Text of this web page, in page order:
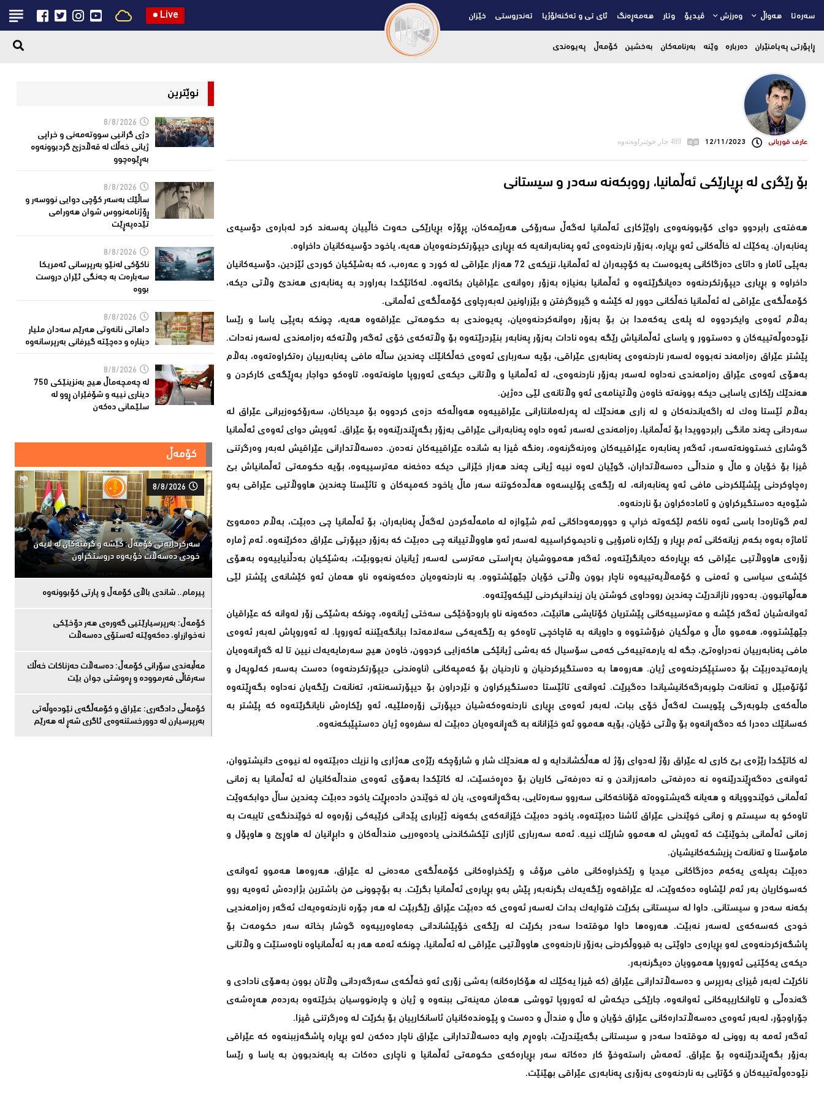
سەرەتا هەواڵ وەرزش ڤیدیۆ وتار هەمەڕەنگ ئای تی و تەکنەلۆژیا تەندروستی خێزان ● Live
ڕاپۆرتی پەیامنێران دەربارە وێنە بەرنامەکان بەخشین کۆمەڵ پەیوەندی
عارف قوربانی 12/11/2023 489 جار خوێنراوەتەوە
بۆ رێگری لە بڕیارێکى ئەڵمانیا، رووبکەنە سەدر و سیستانى
هەفتەى رابردوو دواى کۆبوونەوەى راوێژکارى ئەڵمانیا لەگەڵ سەرۆکى هەرێمەکان، پڕۆژە بڕیارێکى حەوت خاڵییان پەسەند کرد لەبارەى دۆسیەى
پەنابەران. یەکێک لە خاڵەکانى ئەو بڕیارە، بەزۆر ناردنەوەى ئەو پەنابەرانەیە کە بڕیارى دیپۆرتکردنەوەیان هەیە، یاخود دۆسیەکانیان داخراوە.
بەپێى ئامار و داتاى دەزگاکانى پەیوەست بە کۆچبەران لە ئەڵمانیا، نزیکەى 72 هەزار عێراقى لە کورد و عەرەب، کە بەشێکیان کوردى ئێزدین، دۆسیەکانیان
داخراوە و بڕیارى دیپۆرتکردنەوە دەیانگرێتەوە و ئەڵمانیا بەنیازە بەزۆر رەوانەى عێراقیان بکاتەوە. لەکاتێکدا بەراورد بە پەنابەرى هەندێ وڵاتى دیکە،
کۆمەڵگەى عێراقى لە ئەڵمانیا خەڵکانى دوور لە کێشە و گیروگرفتن و بێزراونین لەبەرچاوى کۆمەڵگەى ئەڵمانى.
بەڵام ئەوەى وایکردووە لە پلەى یەکەمدا بن بۆ بەزۆر رەوانەکردنەوەیان، پەیوەندى بە حکومەتى عێراقەوە هەیە، چونکە بەپێى یاسا و رێسا
نێودەوڵەتییەکان و دەستوور و یاساى ئەڵمانیاش رێگە بەوە نادات بەزۆر پەنابەر بنێردرێتەوە بۆ وڵاتەکەى خۆى ئەگەر وڵاتەکە رەزامەندى لەسەر نەدات.
پێشتر عێراق رەزامەند نەبووە لەسەر ناردنەوەى پەنابەرى عێراقى، بۆیە سەربارى ئەوەى خەڵکانێک چەندین ساڵە مافى پەنابەرییان رەتکراوەتەوە، بەڵام
بەهۆى ئەوەى عێراق رەزامەندى نەداوە لەسەر بەزۆر ناردنەوەى، لە ئەڵمانیا و وڵاتانى دیکەى ئەوروپا ماونەتەوە، تاوەکو دواجار بەڕێگەى کارکردن و
هەندێک رێکاری یاسایى دیکە بوونەتە خاوەن وڵاتینامەى ئەو وڵاتانەى لێى دەژین.
بەڵام ئێستا وەک لە راگەیاندنەکان و لە زارى هەندێک لە پەرلەمانتارانى عێراقییەوە هەواڵەکە دزەى کردووە بۆ میدیاکان، سەرۆکوەزیرانى عێراق لە
سەردانى چەند مانگى رابردوویدا بۆ ئەڵمانیا، رەزامەندى لەسەر ئەوە داوە پەنابەرانى عێراقى بەزۆر بگەڕێندرێنەوە بۆ عێراق. ئەویش دواى ئەوەى ئەڵمانیا
گوشارى خستوونەتەسەر، ئەگەر پەنابەرە عێراقییەکان وەرنەگرنەوە، رەنگە ڤیزا بە شاندە عێراقییەکان نەدەن. دەسەڵاتدارانى عێراقیش لەبەر وەرگرتنى
ڤیزا بۆ خۆیان و ماڵ و منداڵى دەسەڵاتداران، گوێیان لەوە نییە ژیانى چەند هەزار خێزانى دیکە دەخەنە مەترسییەوە، بۆیە حکومەتى ئەڵمانیاش بێ
رەچاوکردنى پێشێلکردنى مافى ئەو پەنابەرانە، لە رێگەى پۆلیسەوە هەڵدەکوتنە سەر ماڵ یاخود کەمپەکان و تائێستا چەندین هاووڵاتیى عێراقى بەو
شێوەیە دەستگیرکراون و ئامادەکراون بۆ ناردنەوە.
لەم گوتارەدا باسى ئەوە ناکەم لێکەوتە خراپ و دوورمەوداکانى ئەم شێوازە لە مامەڵەکردن لەگەڵ پەنابەران، بۆ ئەڵمانیا چى دەبێت، بەڵام دەمەوێ
ئاماژە بەوە بکەم زیانەکانى ئەم بڕیار و رێکارە نامرۆیى و نادیموکراسییە لەسەر ئەو هاووڵاتییانە چى دەبێت کە بەزۆر دیپۆرتى عێراق دەکرێنەوە. ئەم ژمارە
زۆرەى هاووڵاتیى عێراقى کە بڕیارەکە دەیانگرێتەوە، ئەگەر هەمووشیان بەڕاستى مەترسى لەسەر ژیانیان نەبووبێت، بەشێکیان بەدڵنیاییەوە بەهۆى
کێشەى سیاسى و ئەمنى و کۆمەڵایەتییەوە ناچار بوون وڵاتى خۆیان جێهێشتووە. بە ناردنەوەیان دەکەونەوە ناو هەمان ئەو کێشانەى پێشتر لێى
هەڵهاتبوون. بەدوور نازاندرێت چەندین رووداوى کوشتن یان زیندانیکردنى لێبکەوێتەوە.
ئەوانەشیان ئەگەر کێشە و مەترسییەکانى پێشتریان کۆتایشى هاتبێت، دەکەونە ناو بارودۆخێکى سەختى ژیانەوە، چونکە بەشێکى زۆر لەوانە کە عێراقیان
جێهێشتووە، هەموو ماڵ و موڵکیان فرۆشتووە و داویانە بە قاچاخچى تاوەکو بە رێگەیەکى سەلامەتدا بیانگەیێننە ئەوروپا. لە ئەوروپاش لەبەر ئەوەى
مافى پەنابەرییان نەدراوەتێ، جگە لە یارمەتییەکى کەمى سۆسیال کە بەشى ژیانێکى هاکەزایى کردوون، خاوەن هیچ سەرمایەیەک نیین تا لە گەڕانەوەیان
یارمەتیدەربێت بۆ دەستپێکردنەوەى ژیان. هەروەها بە دەستگیرکردنیان و ناردنیان بۆ کەمپەکانى (ناوەندنى دیپۆرتکردنەوە) دەست بەسەر کەلوپەل و
ئۆتۆمبێل و تەنانەت جلوبەرگەکانیشیاندا دەگیرێت. ئەوانەى تائێستا دەستگیرکراون و نێردراون بۆ دیپۆرتسەنتەر، تەنانەت رێگەیان نەداوە بگەڕێتەوە
ماڵەکەى جلوبەرگى پێویست لەگەڵ خۆى ببات، لەبەر ئەوەى بڕیارى ناردنەوەکەشیان دیپۆرتى زۆرەملێیە، ئەو رێکارەش نایانگرێتەوە کە پێشتر بە
کەسانێک دەدرا کە دەگەڕانەوە بۆ وڵاتى خۆیان، بۆیە هەموو ئەو خێزانانە بە گەڕانەوەیان دەبێت لە سفرەوە ژیان دەستپێبکەنەوە.
لە کاتێکدا رێژەى بێ کارى لە عێراق رۆژ لەدواى رۆژ لە هەڵکشاندایە و لە هەندێک شار و شارۆچکە رێژەى هەژارى وا نزیک دەبێتەوە لە نیوەى دانیشتووان،
ئەوانەى دەگەڕێندرێنەوە نە دەرفەتى دامەزراندن و نە دەرفەتى کاریان بۆ دەڕەخسێت، لە کاتێکدا بەهۆى ئەوەى منداڵەکانیان لە ئەڵمانیا بە زمانى
ئەڵمانى خوێندوویانە و هەیانە گەیشتووەتە قۆناخەکانى سەروو سەرەتایى، بەگەڕانەوەى، یان لە خوێندن دادەبڕێت یاخود دەبێت چەندین ساڵ دوابکەوێت
تاوەکو بە سیستم و زمانى خوێندنى عێراق ئاشنا دەبێتەوە، یاخود دەبێت خێزانەکەى بکەونە ژێربارى پێدانى کرێیەکى زۆرەوە لە خوێندنگەى تایبەت بە
زمانى ئەڵمانى بخوێنێت کە ئەویش لە هەموو شارێک نییە. ئەمە سەربارى ئازارى تێکشکاندنى یادەوەریى منداڵەکان و دابڕانیان لە هاوڕێ و هاوپۆل و
مامۆستا و تەنانەت پزیشکەکانیشیان.
دەبێت بەپلەى یەکەم دەزگاکانى میدیا و رێکخراوەکانى مافى مرۆڤ و رێکخراوەکانى کۆمەڵگەى مەدەنى لە عێراق، هەروەها هەموو ئەوانەى
کەسوکاریان بەر ئەم لێشاوە دەکەوێت، لە عێراقەوە رێگەیەک بگرنەبەر پێش بەو بڕیارەى ئەڵمانیا بگرێت. بە بۆچوونى من باشترین بژاردەش ئەوەیە روو
بکەنە سەدر و سیستانى. داوا لە سیستانى بکرێت فتوایەک بدات لەسەر ئەوەى کە دەبێت عێراق رێگربێت لە هەر جۆرە ناردنەوەیەک ئەگەر رەزامەندیى
خودى کەسەکەى لەسەر نەبێت. هەروەها داوا موقتەدا سەدر بکرێت لە رێگەى خۆپێشاندانى جەماوەرییەوە گوشار بخاتە سەر حکومەت بۆ
پاشگەزکردنەوەى لەو بڕیارەى داوێتى بە قبووڵکردنى بەزۆر ناردنەوەى هاووڵاتیى عێراقى لە ئەڵمانیا، چونکە ئەمە هەر بە ئەڵمانیاوە ناوەستێت و وڵاتانى
دیکەى یەکێتیى ئەوروپا هەموویان دەیگرنەبەر.
ناکرێت لەبەر ڤیزاى بەرپرس و دەسەڵاتدارانى عێراق (کە ڤیزا یەکێک لە هۆکارەکانە) بەشى زۆرى ئەو خەڵکەى سەرگەردانى وڵاتان بوون بەهۆى نادادى و
گەندەڵى و تاوانکارییەکانى ئەوانەوە، جارێکى دیکەش لە ئەوروپا تووشى هەمان مەینەتى ببنەوە و ژیان و چارەنووسیان بخرێتەوە بەردەم هەڕەشەى
جۆراوجۆر، لەبەر ئەوەى دەسەڵاتدارەکانى عێراق خۆیان و ماڵ و منداڵ و دەست و پێوەندەکانیان ئاسانکارییان بۆ بکرێت لە وەرگرتنى ڤیزا.
ئەگەر ئەمە بە روونى لە موقتەدا سەدر و سیستانى بگەیێندرێت، باوەڕم وایە دەسەڵاتدارانى عێراق ناچار دەکەن لەو بڕیارە پاشگەزببنەوە کە عێراقى
بەزۆر بگەڕێندرێنەوە بۆ عێراق. ئەمەش راستەوخۆ کار دەکاتە سەر بڕیارەکەى حکومەتى ئەڵمانیا و ناچارى دەکات بە پابەندبوون بە یاسا و رێسا
نێودەوڵەتییەکان و کۆتایى بە ناردنەوەى بەزۆرى پەنابەرى عێراقى بهێنێت.
نوێترین
8/8/2026
دژی گرانیی سووتەمەنی و خراپی
ژیانی خەڵك لە قەڵادزێ‌ گردبوونەوە
بەڕێوەچوو
8/8/2026
ساڵێك بەسەر كۆچی دوایی نووسەر و
ڕۆژنامەنووس شوان هەورامی
تێدەپەڕێت
8/8/2026
ناكۆكی لەنێو بەرپرسانى ئەمریكا
سەبارەت بە جەنگی ئێران دروست
بووە
8/8/2026
داهاتی نانەوتی هەرێم سەدان ملیار
دینارە و دەچێتە گیرفانی بەرپرسانەوە
8/8/2026
لە چەمچەماڵ هیچ بەنزینێکى 750
دیناری نییە و شۆفێران ڕوو لە
سلێمانى دەکەن
کۆمەڵ
8/8/2026
سەركردایەتی كۆمەڵ: كێشە و گرفتەكان لە لایەن
خودی دەسەڵات خۆیەوە دروستكراون
پیرمام.. شاندی باڵای كۆمه‌ڵ و پارتی كۆبوونه‌وه‌
كۆمەڵ: بەرپرسیارێتیی گەورەی هەر دۆخێکی
نەخوازراو، دەكەوێتە ئەستۆی دەسەڵات
مەڵبەندى سۆرانى کۆمەڵ: دەسەڵات حەزناکات خەڵک
سەرقاڵى فەرموودە و ڕەوشتى جوان بێت
کۆمەڵى دادگەرى: عێراق و كۆمەڵگەی نێودەوڵەتی
بەرپرسیارن لە دوورخستنەوەى ئاگری شەڕ لە هەرێم